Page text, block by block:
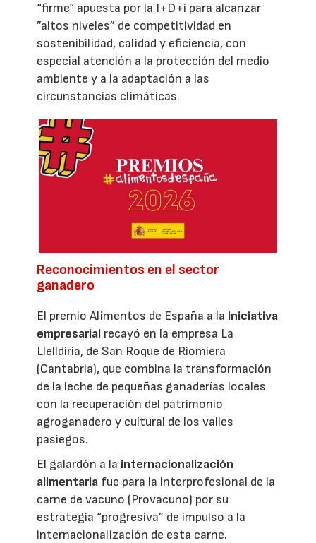
“firme“ apuesta por la I+D+i para alcanzar
”altos niveles” de competitividad en
sostenibilidad, calidad y eficiencia, con
especial atención a la protección del medio
ambiente y a la adaptación a las
circunstancias climáticas.
Reconocimientos en el sector
ganadero
El premio Alimentos de España a la iniciativa
empresarial recayó en la empresa La
Llelldiría, de San Roque de Riomiera
(Cantabria), que combina la transformación
de la leche de pequeñas ganaderías locales
con la recuperación del patrimonio
agroganadero y cultural de los valles
pasiegos.
El galardón a la internacionalización
alimentaria fue para la interprofesional de la
carne de vacuno (Provacuno) por su
estrategia “progresiva” de impulso a la
internacionalización de esta carne.